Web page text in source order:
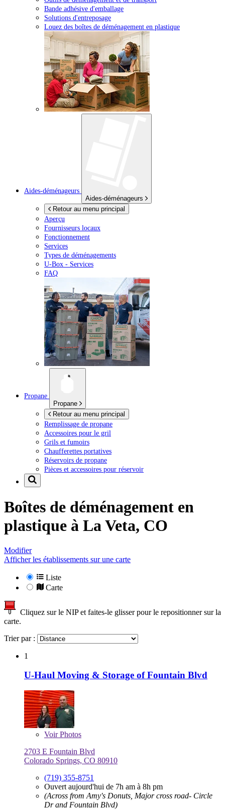
Bande adhésive d'emballage
Solutions d'entreposage
Louez des boîtes de déménagement en plastique
Aides-déménageurs
Aides-déménageurs
Retour au menu principal
Aperçu
Fournisseurs locaux
Fonctionnement
Services
Types de déménagements
U-Box - Services
FAQ
Propane
Propane
Retour au menu principal
Remplissage de propane
Accessoires pour le gril
Grils et fumoirs
Chaufferettes portatives
Réservoirs de propane
Pièces et accessoires pour réservoir
Boîtes de déménagement en
plastique à La Veta, CO
Modifier
Afficher les établissements sur une carte
Liste
Carte
Cliquez sur le NIP et faites-le glisser pour le repositionner sur la
carte.
Trier par :
1
U-Haul Moving & Storage of Fountain Blvd
VoirPhotos
2703 E Fountain Blvd
Colorado Springs, CO 80910
(719) 355-8751
Ouvert aujourd'hui de 7h am à 8h pm
(Across from Amy's Donuts, Major cross road- Circle
Dr and Fountain Blvd)